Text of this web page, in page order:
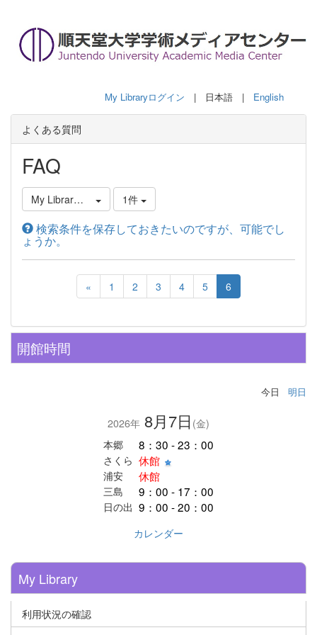
My Libraryログイン | 日本語 | English
よくある質問
FAQ
My Libraryの利用方法について
1件
検索条件を保存しておきたいのですが、可能でし
ょうか。
« 1 2 3 4 5 6
開館時間
今日 明日
2026年 8月7日 (金)
本郷
8：30 - 23：00
さくら 休館
浦安 休館
三島 9：00 - 17：00
日の出 9：00 - 20：00
カレンダー
My Library
利用状況の確認